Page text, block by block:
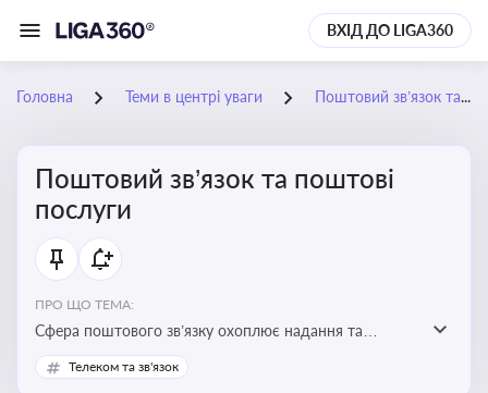
ВХІД ДО LIGA360
Головна Теми в центрі уваги Поштовий зв’язок та поштові послуги
Поштовий зв’язок та поштові
послуги
ПРО ЩО ТЕМА:
Сфера поштового зв’язку охоплює надання та
контроль послуг поштового обслуговування, що
регулюється спеціальним законодавством. Для
Телеком та зв'язок